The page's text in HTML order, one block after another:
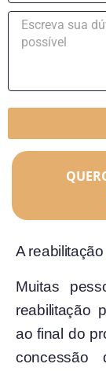
A
Muitas
reabilitação
ao final do
concessão